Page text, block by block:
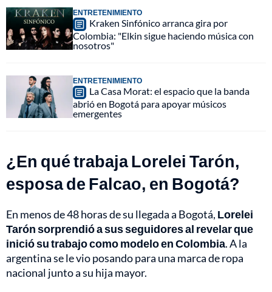
ENTRETENIMIENTO
Kraken Sinfónico arranca gira por
Colombia: "Elkin sigue haciendo música con
nosotros"
ENTRETENIMIENTO
La Casa Morat: el espacio que la banda
abrió en Bogotá para apoyar músicos
emergentes
¿En qué trabaja Lorelei Tarón,
esposa de Falcao, en Bogotá?
En menos de 48 horas de su llegada a Bogotá, Lorelei
Tarón sorprendió a sus seguidores al revelar que
inició su trabajo como modelo en Colombia. A la
argentina se le vio posando para una marca de ropa
nacional junto a su hija mayor.